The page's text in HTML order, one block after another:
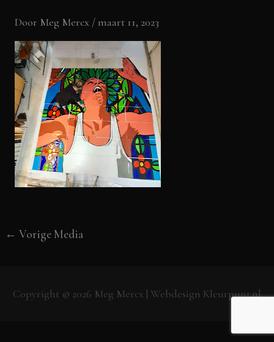
Door Meg Mercx / maart 11, 2023
← Vorige Media
Copyright © 2026 Meg Mercx | Webdesign Kleurpunt.nl